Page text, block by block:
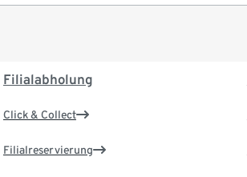
Filialabholung
Click & Collect
Filialreservierung